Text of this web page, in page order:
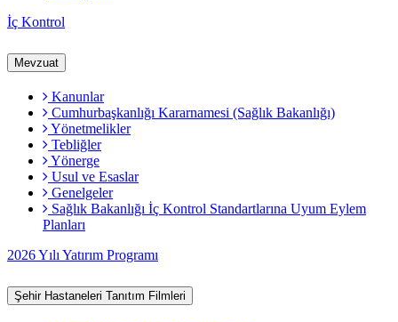
İç Kontrol
Mevzuat
Kanunlar
Cumhurbaşkanlığı Kararnamesi (Sağlık Bakanlığı)
Yönetmelikler
Tebliğler
Yönerge
Usul ve Esaslar
Genelgeler
Sağlık Bakanlığı İç Kontrol Standartlarına Uyum Eylem
Planları
2026 Yılı Yatırım Programı
Şehir Hastaneleri Tanıtım Filmleri